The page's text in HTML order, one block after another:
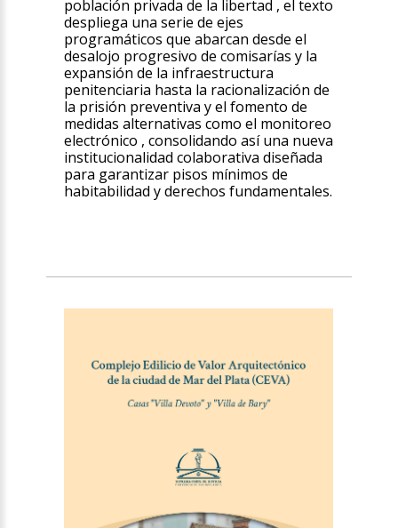
población privada de la libertad , el texto
despliega una serie de ejes
programáticos que abarcan desde el
desalojo progresivo de comisarías y la
expansión de la infraestructura
penitenciaria hasta la racionalización de
la prisión preventiva y el fomento de
medidas alternativas como el monitoreo
electrónico , consolidando así una nueva
institucionalidad colaborativa diseñada
para garantizar pisos mínimos de
habitabilidad y derechos fundamentales.